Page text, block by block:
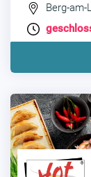
Berg-am-